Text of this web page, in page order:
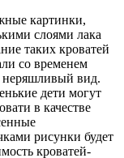
картинки,
слоями лака
таких кроватей
со временем
неряшливый вид.
дети могут
в качестве
рисунки будет
кроватей-